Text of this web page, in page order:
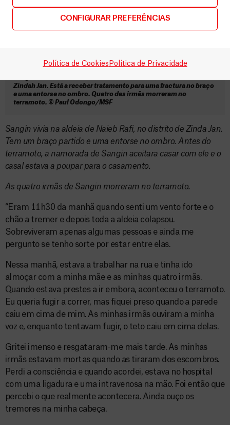
CONFIGURAR PREFERÊNCIAS
Política de Cookies Política de Privacidade
Zindah Jan. Está a receber tratamento para uma fractura no braço
e uma entorse no ombro. Quatro das irmãs morreram no
terramoto. © Paul Odongo/MSF
Sangin vivia na aldeia de Naieb Rafi, no distrito de Zinda Jan.
Tem um braço partido e uma entorse no ombro. Antes do
terramoto, a namorada de Sangin aceitara casar com ele e o
casal estava a poupar para o casamento.
As quatro irmãs de Sangin morreram no terramoto.
“Eram 11h30 da manhã quando senti um vento forte e o
chão a tremer e depois toda a aldeia colapsou.
Sobreviveram apenas algumas pessoas e ainda me
pergunto se tenho sorte por estar entre elas.
Nessa manhã, estava a trabalhar na rua e tinha ido
almoçar com a minha mãe e as minhas quatro irmãs.
Quando estava prestes a ir embora, aconteceu o terramoto.
Eu queria fugir a correr, mas fiquei preso quando a parede
caiu em cima de mim. As minhas irmãs ouviram a minha
voz e, enquanto tentavam fugir, o teto caiu em cima delas.
Gritei imenso e resgataram-me mais tarde. As minhas
irmãs estavam mortas quando as tiraram dos escombros.
Perdi a consciência e quando acordei, estava no hospital
com uma ligadura e uma intravenosa na mão. Foi então que
percebi o que realmente acontecera. Ainda ouço os
tremores na minha cabeça.